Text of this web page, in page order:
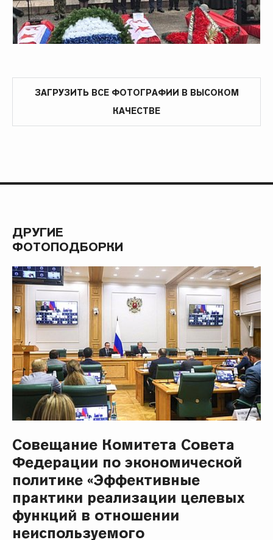
ЗАГРУЗИТЬ ВСЕ ФОТОГРАФИИ В ВЫСОКОМ
КАЧЕСТВЕ
ДРУГИЕ
ФОТОПОДБОРКИ
Совещание Комитета Совета
Федерации по экономической
политике «Эффективные
практики реализации целевых
функций в отношении
неиспользуемого